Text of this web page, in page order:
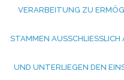
ERARBEITUNG ZU
TAMMEN AUSSCHLIESSLICH
D UNTERLIEGEN DEN